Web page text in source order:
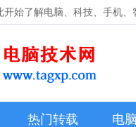
开始了解电脑、科技、手机、
热门转载 电